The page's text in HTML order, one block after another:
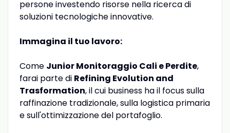
persone investendo risorse nella ricerca di
soluzioni tecnologiche innovative.
Immagina il tuo lavoro:
Come Junior Monitoraggio Cali e Perdite,
farai parte di Refining Evolution and
Trasformation, il cui business ha il focus sulla
raffinazione tradizionale, sulla logistica primaria
e sull'ottimizzazione del portafoglio.